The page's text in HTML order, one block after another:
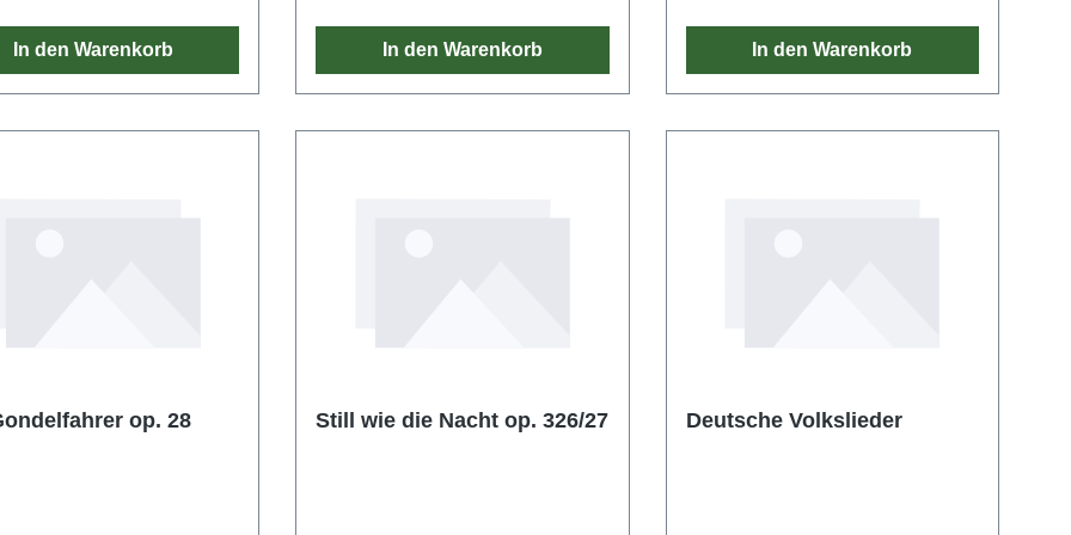
In den Warenkorb In den Warenkorb In den Warenkorb
op. 28 Still wie die Nacht op. 326/27 Deutsche Volkslieder